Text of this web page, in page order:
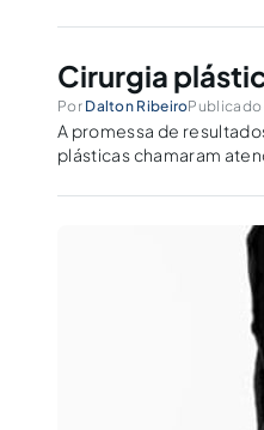
Cirurgia
Por Dalton RibeiroPublicado
A promessa de
plásticas chamaram